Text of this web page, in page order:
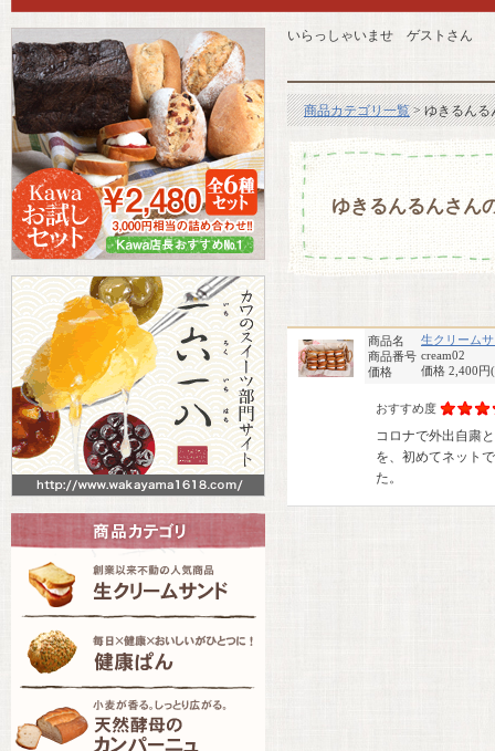
いらっしゃいませ ゲストさん
商品カテゴリ一覧> ゆきるんる
ゆきるんるんさん
商品名
生クリーム
商品番号 cream02
価格
価格 2,400円
おすすめ度
コロナで外出自粛
を、初めてネット
た。